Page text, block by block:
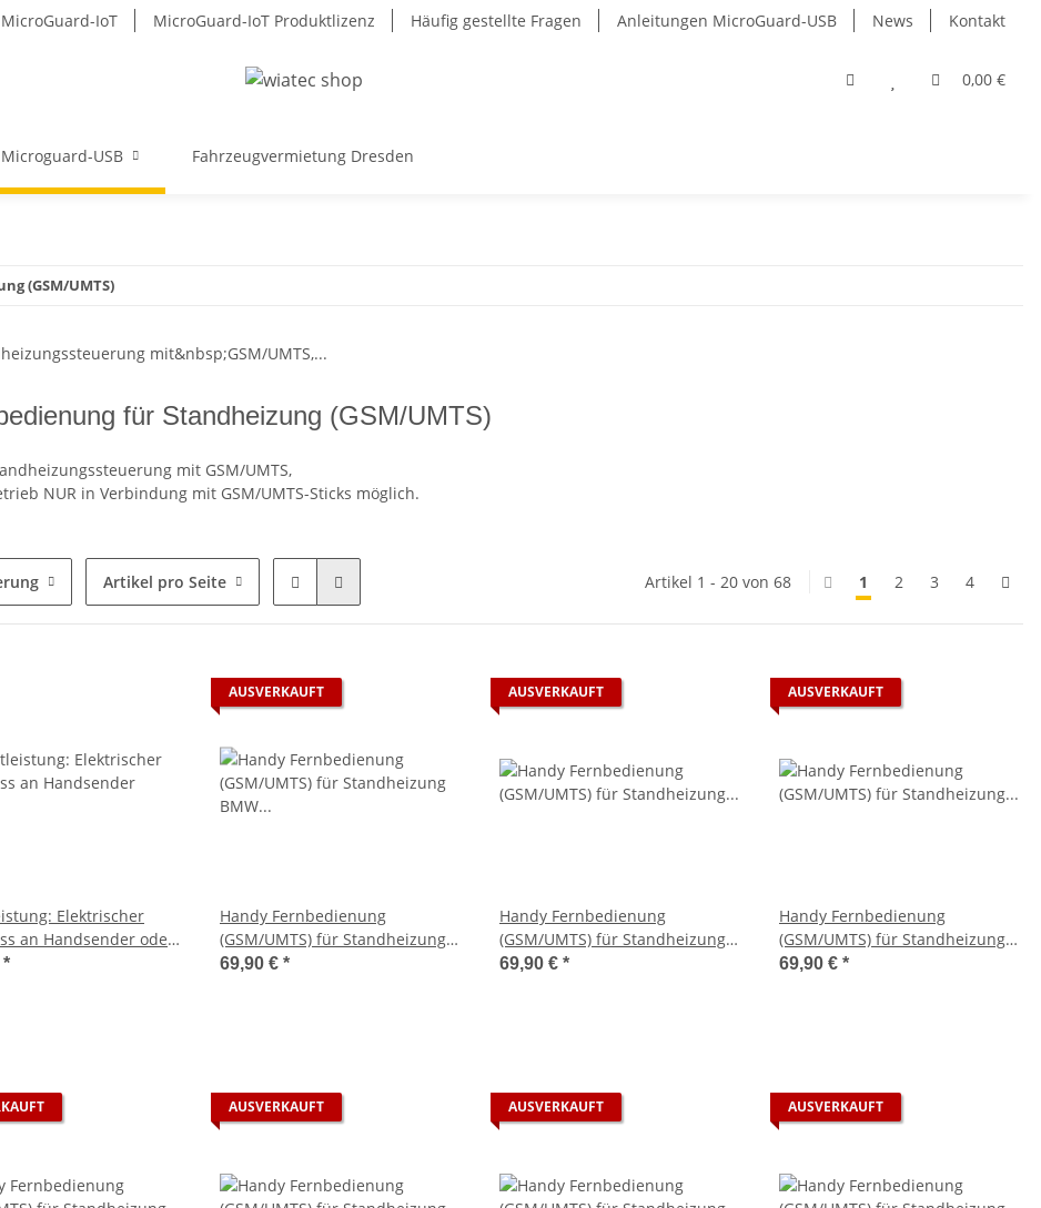
IoT MicroGuard-IoT Produktlizenz Häufig gestellte Fragen Anleitungen MicroGuard-USB News Kontakt
0,00 €
Microguard-USB Fahrzeugvermietung Dresden
(GSM/UMTS)
für Standheizung (GSM/UMTS)
mit GSM/UMTS,
NUR in Verbindung mit GSM/UMTS-Sticks möglich.
Artikel pro Seite Artikel 1 - 20 von 68 1 2 3 4
Elektrischer
an Handsender oder
*
AUSVERKAUFT
Handy Fernbedienung
(GSM/UMTS) für Standheizung
BMW 5-er, 7-er, X5, X7
69,90 € *
AUSVERKAUFT
Handy Fernbedienung
(GSM/UMTS) für Standheizung
Eberspächer Airtronic
69,90 € *
AUSVERKAUFT
Handy Fernbedienung
(GSM/UMTS) für Standheizung
Eberspächer D8LC
69,90 € *
AUSVERKAUFT AUSVERKAUFT AUSVERKAUFT